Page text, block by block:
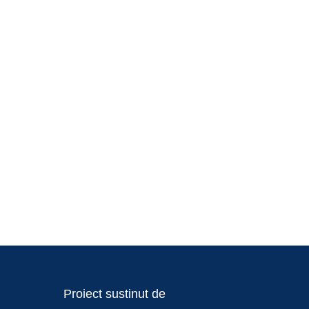
Proiect sustinut de